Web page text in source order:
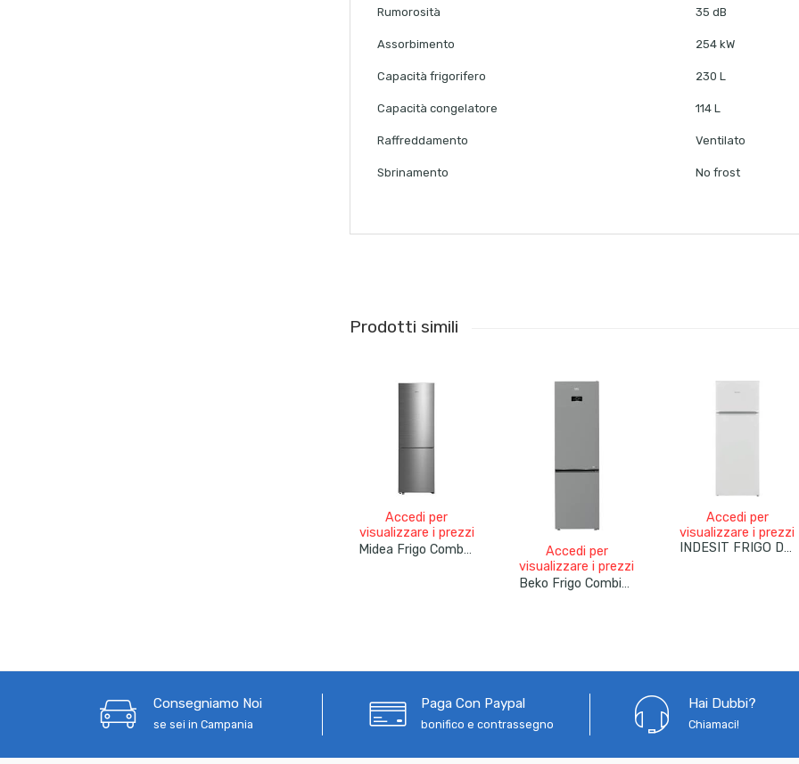
Rumorosità 35 dB
Assorbimento 254 kW
Capacità frigorifero 230 L
Capacità congelatore 114 L
Raffreddamento Ventilato
Sbrinamento No frost
Prodotti simili
Accedi per
visualizzare i prezzi
Accedi per
visualizzare i prezzi
Beko Frigo Combinato Total No Frost 60cm 407Lt B5RCNE405HXB Metall Look
Accedi per
visualizzare i prezzi
Consegniamo Noi
se sei in Campania
Paga Con Paypal
bonifico e contrassegno
Hai Dubbi?
Chiamaci!